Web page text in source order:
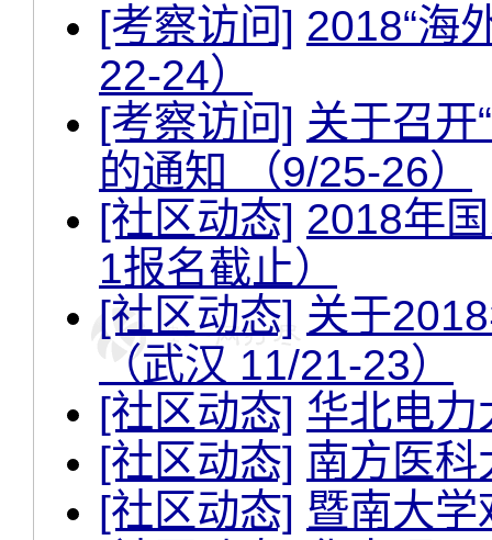
[考察访问] 2018“海
22-24）
[考察访问] 关于召开
的通知 （9/25-26）
[社区动态] 2018年
1报名截止）
[社区动态] 关于
（武汉 11/21-23）
[社区动态] 华北电
[社区动态] 南方医科
[社区动态] 暨南大